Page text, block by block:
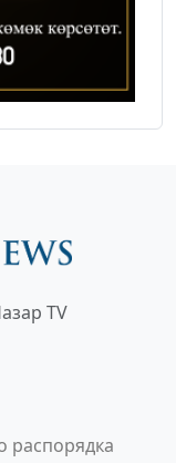
TV
распорядка